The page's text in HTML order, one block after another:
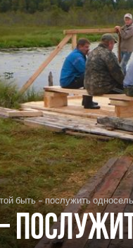
быть – послужить